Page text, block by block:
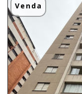
Venda